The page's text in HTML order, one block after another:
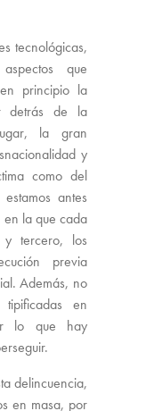
tecnológicas,
que
principio la
detrás de la
la gran
y
como del
antes
la que cada
y tercero, los
previa
Además, no
en
lo que hay
delincuencia,
en masa, por